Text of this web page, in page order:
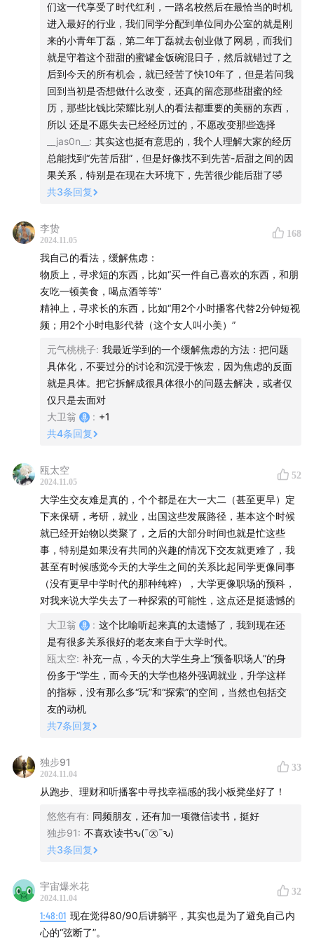
费劲心力的时间轴：
两个主播的商业互吹时间。
付宇给大卫翁的第一个问题：日本的年轻人真的开
始跑步进入股市了吗？他们都是考虑考虑投资理财这件事
情的？
大卫翁给付宇的第一个问题：作为一个90后的年轻
学者，你家里是怎么做投资理财的？
有腰痛的时候，我们才会意识到腰的存在。那么，日本人
现在开始有信心了吗？
付宇给大卫翁的第二个问题：在国外生活之后，回
头看国内发生的事情、思潮的起伏会有一些不同的感受
大卫翁给付宇的第二个问题：现在的年轻人究竟如
何看待幸福感这件事？
进入正题：就业冰河期的日本年轻人们，都是去哪里
寻找他们的幸福感的？
47:35
回答这个问题，我们需要先要理解日本人的一些底
层逻辑：耻文化和匠人精神。
中国人在日本的昆虫社会和西方的动物社会之间，
可能更接近后者。
假说一：社会联系和归属感对幸福感的重要性。日
本人过去一段时间正从公司饮酒会式的联系向兴趣爱好社
假说二：教育时期接受到的信息和走出社会后发现
的断层造成了巨大的无力感，从而对幸福感造成影响。日
本的“宽松世代”在教育阶段就不再有出人头地、努力向上
的输入，因此在走入社会后也就不会有太多落差造成的无
力感。
83:19 假说三：对人和事的过度标签化让世界变得非黑即
白，让人失去共情力和同理心，让人容易陷入内耗，从而
更难找到幸福感。
如何获得幸福感的暴论一：拥有能为自己所用的共情
力，理解标签化背后的世界复杂性的重要性
100:51如何获得幸福感的暴论二：找到自己真正热爱的事
情。
105:54日剧《0.5的男人》里的隐蔽青年，电影《刺猬》
们这一代享受了时代红利，一路名校然后在最恰当的时机
进入最好的行业，我们同学分配到单位同办公室的就是刚
来的小青年丁磊，第二年丁磊就去创业做了网易，而我们
就是守着这个甜甜的蜜罐金饭碗混日子，然后就错过了之
后到今天的所有机会，就已经苦了快10年了，但是若问我
回到当初是否想做什么改变，还真的留恋那些甜蜜的经
历，那些比钱比荣耀比别人的看法都重要的美丽的东西，
所以 还是不愿失去已经经历过的，不愿改变那些选择
__jas0n__ : 其实这也挺有意思的，我个人理解大家的经历
总能找到“先苦后甜”，但是好像找不到先苦-后甜之间的因
果关系，特别是在现在大环境下，先苦很少能后甜了🤣
共3条回复
李贽
2024.11.05
168
我自己的看法，缓解焦虑：
物质上，寻求短的东西，比如“买一件自己喜欢的东西，和朋
友吃一顿美食，喝点酒等等”
精神上，寻求长的东西，比如“用2个小时播客代替2分钟短视
频；用2个小时电影代替（这个女人叫小美）”
元气桃桃子: 我最近学到的一个缓解焦虑的方法：把问题
具体化，不要过分的讨论和沉浸于恢宏，因为焦虑的反面
就是具体。把它拆解成很具体很小的问题去解决，或者仅
仅只是去面对
大卫翁
: +1
共4条回复
瓯太空
2024.11.05
52
大学生交友难是真的，个个都是在大一大二（甚至更早）定
下来保研，考研，就业，出国这些发展路径，基本这个时候
就已经开始物以类聚了，之后的大部分时间也就是忙这些
事，特别是如果没有共同的兴趣的情况下交友就更难了，我
甚至有时候感觉今天的大学生之间的关系比起同学更像同事
（没有更早中学时代的那种纯粹），大学更像职场的预科，
对我来说大学失去了一种探索的可能性，这点还是挺遗憾的
大卫翁 : 这个比喻听起来真的太遗憾了，我到现在还
是有很多关系很好的老友来自于大学时代。
瓯太空: 补充一点，今天的大学生身上“预备职场人”的身
份多于“学生，而今天的大学也格外强调就业，升学这样
的指标，没有那么多“玩”和“探索”的空间，当然也包括交
友的动机
共7条回复
独步91
2024.11.04
33
从跑步、理财和听播客中寻找幸福感的我小板凳坐好了！
悠悠有有: 同频朋友，还有加一项微信读书，挺好
独步91: 不喜欢读书ԅ(¯㉨¯ԅ)
共3条回复
宇宙爆米花
2024.11.04
32
1:48:01 现在觉得80/90后讲躺平，其实也是为了避免自己内
心的“弦断了”。